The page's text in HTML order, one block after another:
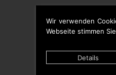
Wir verwenden
Webseite stimmen
Details